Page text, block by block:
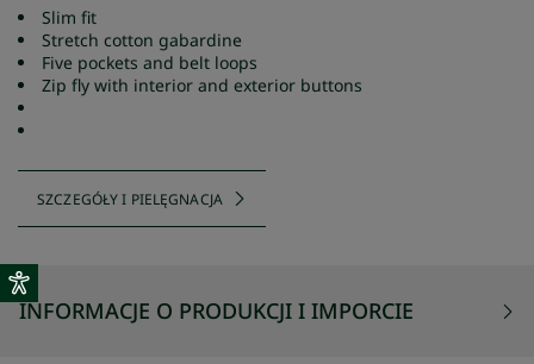
Slim fit
Stretch cotton gabardine
Five pockets and belt loops
Zip fly with interior and exterior buttons
SZCZEGÓŁY I PIELĘGNACJA
INFORMACJE O PRODUKCJI I IMPORCIE